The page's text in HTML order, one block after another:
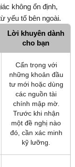
không ổn định,
yếu tố bên ngoài.
Lời khuyên dành
cho bạn
Cẩn trọng với
những khoản đầu
tư mới hoặc dùng
các nguồn tài
chính mập mờ.
Trước khi nhận
một đề nghị nào
đó, cần xác minh
kỹ lưỡng.